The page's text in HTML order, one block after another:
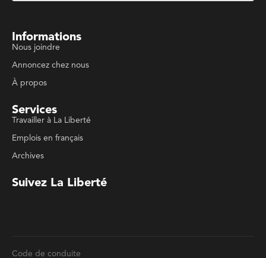
Services
Travailler à La Liberté
Emplois en français
Suivez La Liberté